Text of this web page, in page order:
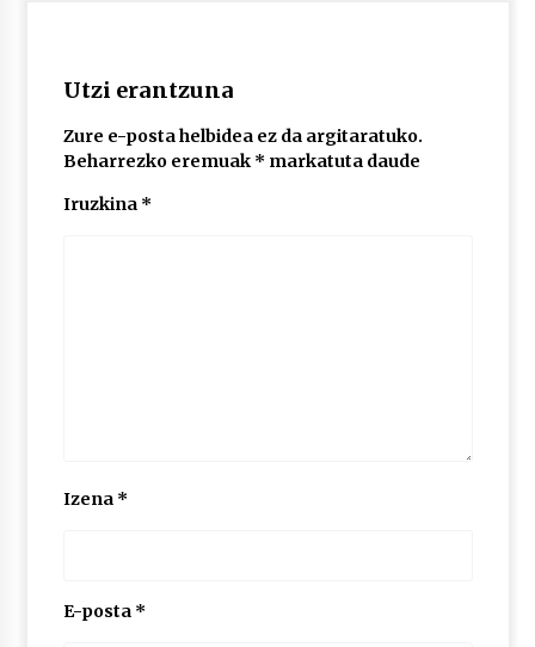
Tiga, Twisted Teens, Underscores, Habia
Utzi erantzuna
Zure e-posta helbidea ez da argitaratuko.
Beharrezko eremuak * markatuta daude
Iruzkina *
Izena *
E-posta *